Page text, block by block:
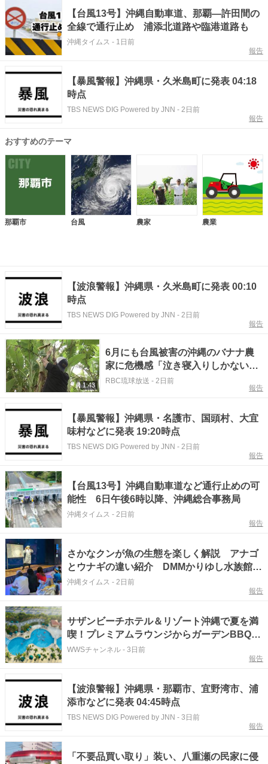
【台風13号】沖縄自動車道、那覇―許田間の
全線で通行止め 浦添北道路や臨港道路も
沖縄タイムス - 1日前
報告
【暴風警報】沖縄県・久米島町に発表 04:18
時点
TBS NEWS DIG Powered by JNN - 2日前
報告
おすすめのテーマ
那覇市 台風 農家 農業
【波浪警報】沖縄県・久米島町に発表 00:10
時点
TBS NEWS DIG Powered by JNN - 2日前
報告
1:43
6月にも台風被害の沖縄のバナナ農
家に危機感「泣き寝入りしかないの
か」 スーパーには買い出し客【台
RBC琉球放送 - 2日前
報告
【暴風警報】沖縄県・名護市、国頭村、大宜
味村などに発表 19:20時点
TBS NEWS DIG Powered by JNN - 2日前
報告
【台風13号】沖縄自動車道など通行止めの可
能性 6日午後6時以降、沖縄総合事務局
沖縄タイムス - 2日前
報告
さかなクンが魚の生態を楽しく解説 アナゴ
とウナギの違い紹介 DMMかりゆし水族館で
トークイベント
沖縄タイムス - 2日前
報告
サザンビーチホテル＆リゾート沖縄で夏を満
喫！プレミアムラウンジからガーデンBBQま
で注目グルメを紹介
WWSチャンネル - 3日前
報告
【波浪警報】沖縄県・那覇市、宜野湾市、浦
添市などに発表 04:45時点
TBS NEWS DIG Powered by JNN - 3日前
報告
「不要品買い取り」装い、八重瀬の民家に侵